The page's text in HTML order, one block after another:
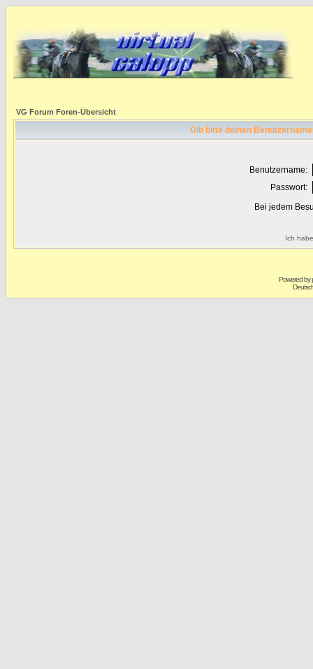
VG Forum Foren-Übersicht
Gib bitte deinen
Benutzername:
Passwort:
Bei jedem
Ich
Powered by